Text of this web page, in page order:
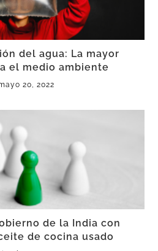
del agua: La mayor
el medio ambiente
20, 2022
de la India con
de cocina usado